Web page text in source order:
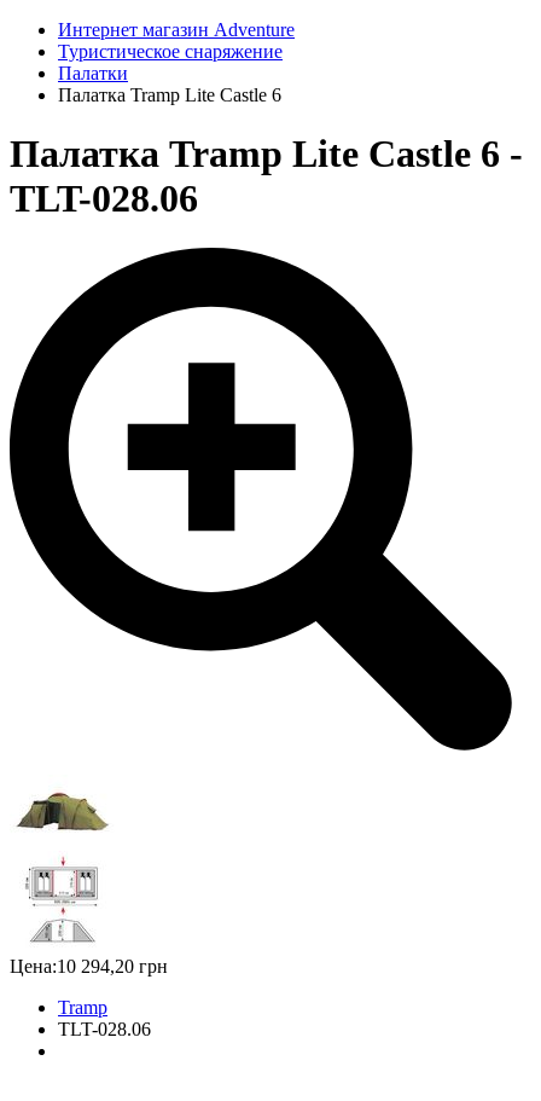
Интернет магазин Adventure
Туристическое снаряжение
Палатки
Палатка Tramp Lite Castle 6
Палатка Tramp Lite Castle 6 -
TLT-028.06
Цена:10 294,20 грн
Tramp
TLT-028.06